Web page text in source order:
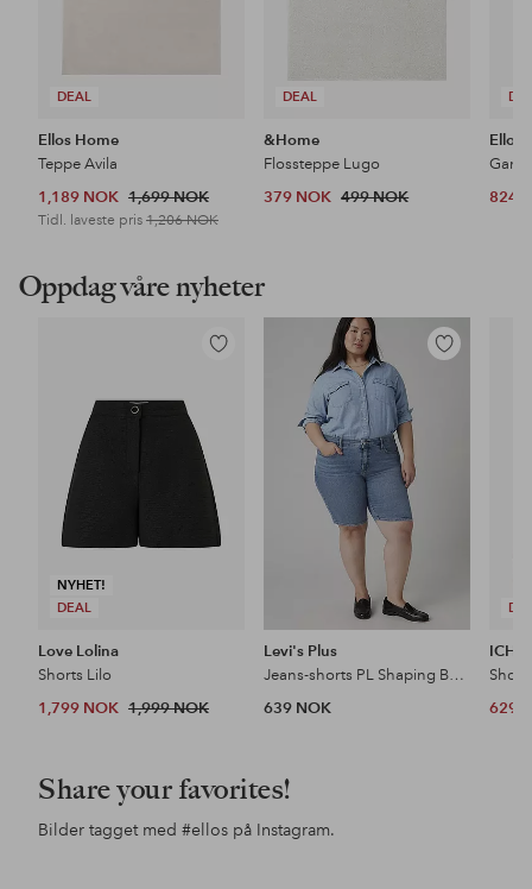
DEAL
Ellos Home
Teppe Avila
1,189 NOK 1,699 NOK
Tidl. laveste pris 1,206 NOK
DEAL
&Home
Flossteppe Lugo
379 NOK 499 NOK
Ellos
824
Oppdag våre nyheter
NYHET!
DEAL
Legg
Love Lolina
Shorts Lilo
1,799 NOK 1,999 NOK
Legg
Levi's Plus
Jeans-shorts PL Shaping Bermuda
639 NOK
ICHI
629
Share your favorites!
Bilder tagget med #ellos på Instagram.